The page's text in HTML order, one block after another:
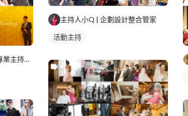
求提供。 品牌商模特需
員參與過：知名民視、
片拍攝，例：三洋家電
婚禮尾牙春酒商業活動專業主持人 史蒂芬
主持人小Q | 企劃設計整合管家
活動主持